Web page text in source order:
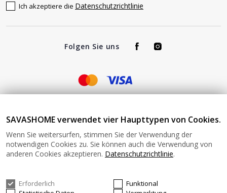
Ich akzeptiere die Datenschutzrichtlinie
Folgen Sie uns
Impressum - Verantwortlich für den Betrieb von
www.savashome.at und von SAVAS Home angebotene Produkte
und Dienstleistungen: Žaros g. 17 LT04125 Vilnius Lithuania
Umsatzsteuer-Identifikationsnummer: LT100015220214 Bitte
senden Sie keine Waren ohne vorherige Bestätigung an diese
fuer-waren Gerne können Sie sich mit uns in Verbindung setzen:
SAVASHOME verwendet vier Haupttypen von Cookies.
Wenn Sie weitersurfen, stimmen Sie der Verwendung der
notwendigen Cookies zu. Sie können auch die Verwendung von
anderen Cookies akzeptieren. Datenschutzrichtlinie.
Erforderlich
Funktional